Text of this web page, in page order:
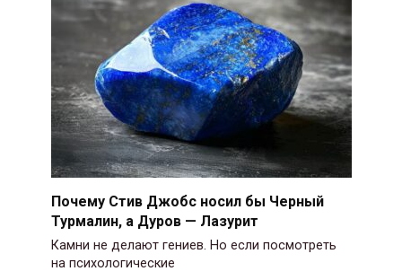
Почему Стив Джобс носил бы Черный
Турмалин, а Дуров — Лазурит
Камни не делают гениев. Но если посмотреть
на психологические